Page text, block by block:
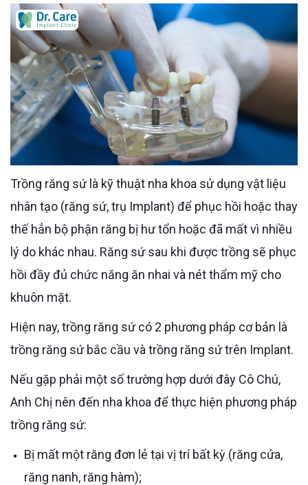
Trồng răng sứ là kỹ thuật nha khoa sử dụng vật liệu
nhân tạo (răng sứ, trụ Implant) để phục hồi hoặc thay
thế hẳn bộ phận răng bị hư tổn hoặc đã mất vì nhiều
lý do khác nhau. Răng sứ sau khi được trồng sẽ phục
hồi đầy đủ chức năng ăn nhai và nét thẩm mỹ cho
khuôn mặt.
Hiện nay, trồng răng sứ có 2 phương pháp cơ bản là
trồng răng sứ bắc cầu và trồng răng sứ trên Implant.
Nếu gặp phải một số trường hợp dưới đây Cô Chú,
Anh Chị nên đến nha khoa để thực hiện phương pháp
trồng răng sứ:
Bị mất một răng đơn lẻ tại vị trí bất kỳ (răng cửa,
răng nanh, răng hàm);